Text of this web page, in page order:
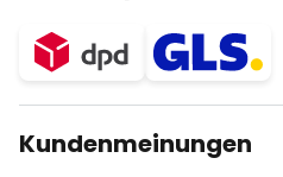
Kundenmeinungen